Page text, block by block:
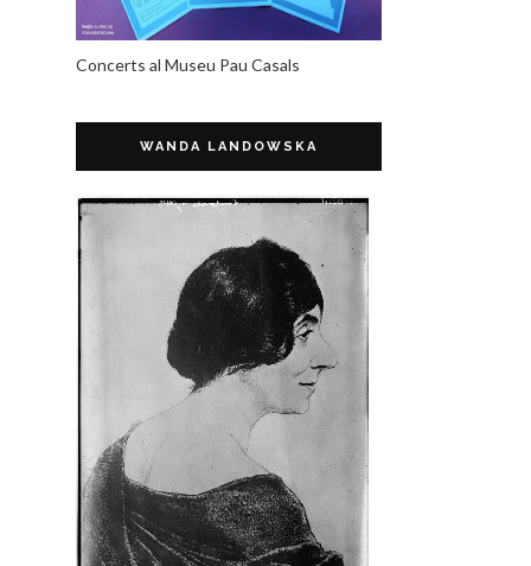
Concerts al Museu Pau Casals
WANDA LANDOWSKA